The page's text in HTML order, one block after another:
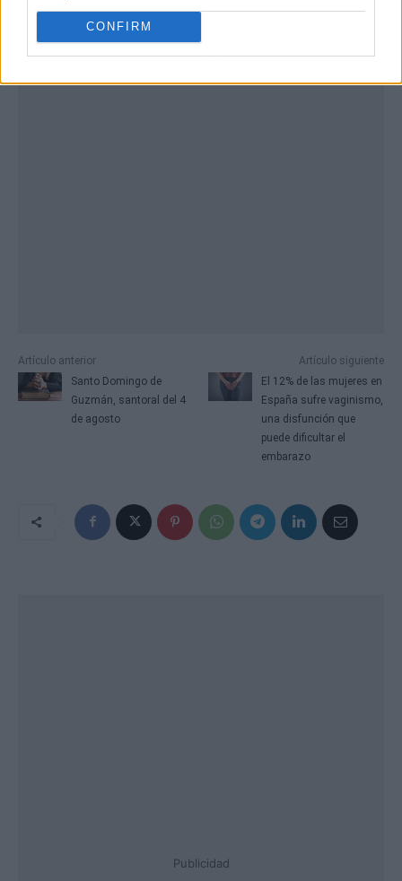
CONFIRM
Artículo anterior
Santo Domingo de
Guzmán, santoral del 4
de agosto
Artículo siguiente
El 12% de las mujeres en
España sufre vaginismo,
una disfunción que
puede dificultar el
embarazo
Publicidad